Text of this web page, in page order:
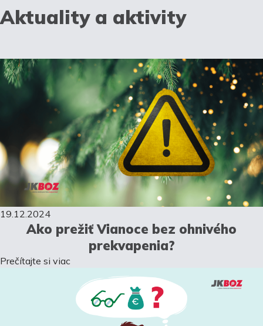
Aktuality a aktivity
19.12.2024
Ako prežiť Vianoce bez ohnivého
prekvapenia?
Prečítajte si viac